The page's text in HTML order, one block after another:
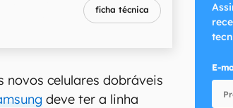
ficha técnica
novos celulares dobráveis
deve ter a linha
E-